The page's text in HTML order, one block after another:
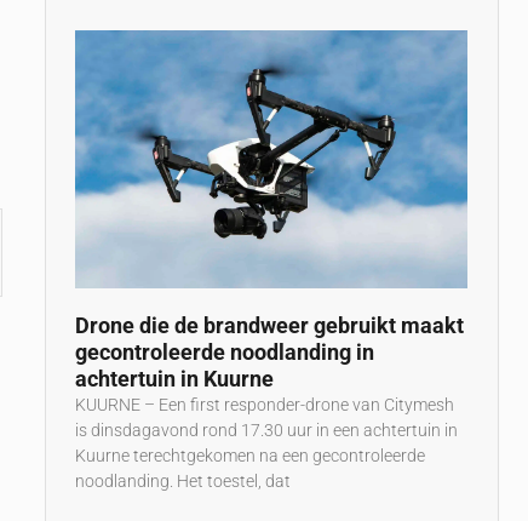
Drone die de brandweer gebruikt maakt
gecontroleerde noodlanding in
achtertuin in Kuurne
KUURNE – Een first responder-drone van Citymesh
is dinsdagavond rond 17.30 uur in een achtertuin in
Kuurne terechtgekomen na een gecontroleerde
noodlanding. Het toestel, dat